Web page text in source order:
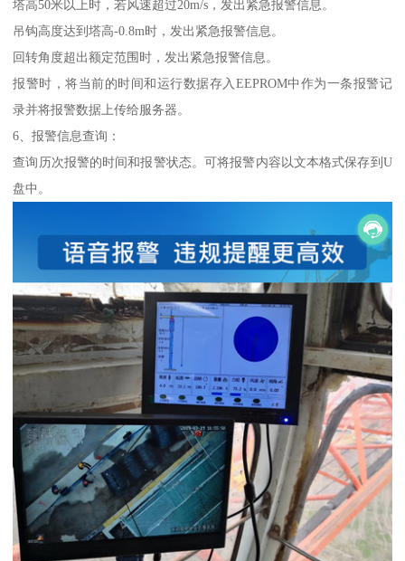
塔高50米以上时，若风速超过20m/s，发出紧急报警信息。
吊钩高度达到塔高-0.8m时，发出紧急报警信息。
回转角度超出额定范围时，发出紧急报警信息。
报警时，将当前的时间和运行数据存入EEPROM中作为一条报警记
录并将报警数据上传给服务器。
6、报警信息查询：
查询历次报警的时间和报警状态。可将报警内容以文本格式保存到U
盘中。